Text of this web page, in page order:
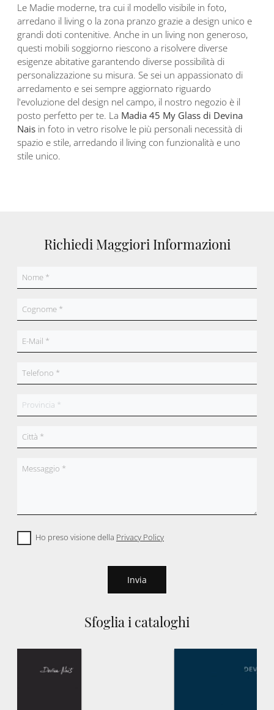
Le Madie moderne, tra cui il modello visibile in foto,
arredano il living o la zona pranzo grazie a design unico e
grandi doti contenitive. Anche in un living non generoso,
questi mobili soggiorno riescono a risolvere diverse
esigenze abitative garantendo diverse possibilità di
personalizzazione su misura. Se sei un appassionato di
arredamento e sei sempre aggiornato riguardo
l'evoluzione del design nel campo, il nostro negozio è il
posto perfetto per te. La Madia 45 My Glass di Devina
Nais in foto in vetro risolve le più personali necessità di
spazio e stile, arredando il living con funzionalità e uno
stile unico.
Sfoglia i cataloghi
Richiedi Maggiori Informazioni
Ho preso visione della Privacy Policy
Invia